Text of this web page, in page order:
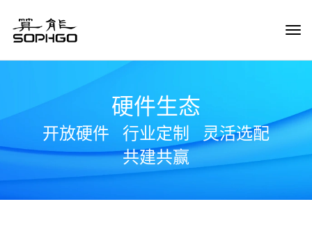
硬件生态
开放硬件 行业定制
灵活选配
共建共赢